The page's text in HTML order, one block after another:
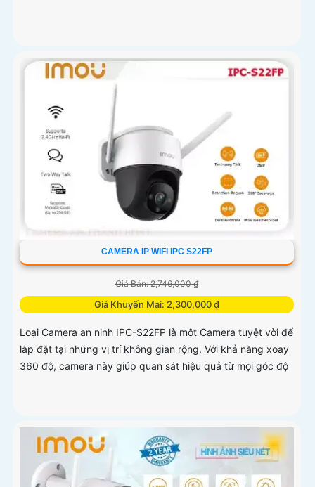
CAMERA IP WIFI IPC S22FP
Giá Bán: 2,746,000 ₫
Giá Khuyến Mại: 2,300,000 ₫
Loại Camera an ninh IPC-S22FP là một Camera tuyệt vời để
lắp đặt tại những vị trí không gian rộng. Với khả năng xoay
360 độ, camera này giúp quan sát hiệu quả từ mọi góc độ